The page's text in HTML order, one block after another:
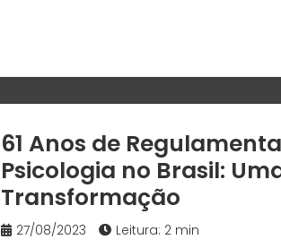
61 Anos de
Psicologia no Brasil:
Transformação
27/08/2023
Leitura: 2 min